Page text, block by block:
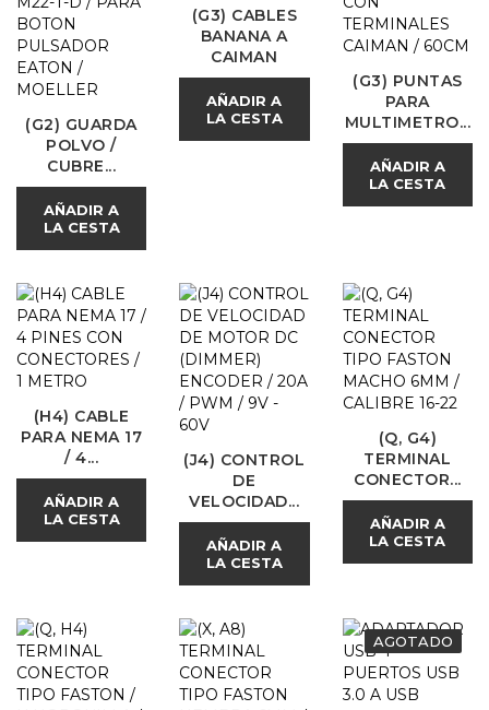
(G2) GUARDA
POLVO /
CUBRE...
AÑADIR A
LA CESTA
(G3) CABLES
BANANA A
CAIMAN
AÑADIR A
LA CESTA
(G3) PUNTAS
PARA
MULTIMETRO...
AÑADIR A
LA CESTA
(H4) CABLE
PARA NEMA 17
/ 4...
AÑADIR A
LA CESTA
(J4) CONTROL
DE
VELOCIDAD...
AÑADIR A
LA CESTA
(Q, G4)
TERMINAL
CONECTOR...
AÑADIR A
LA CESTA
AGOTADO